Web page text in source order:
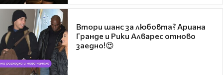
Втори шанс за любовта? Ариана
Гранде и Рики Алварес отново
заедно!😍